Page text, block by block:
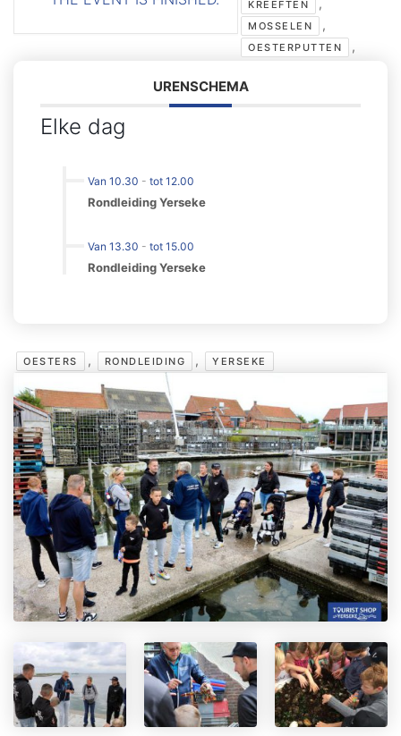
URENSCHEMA
Elke dag
Van 10.30 - tot 12.00
Rondleiding Yerseke
Van 13.30 - tot 15.00
Rondleiding Yerseke
KREEFTEN ,
MOSSELEN ,
OESTERPUTTEN ,
OESTERS , RONDLEIDING , YERSEKE